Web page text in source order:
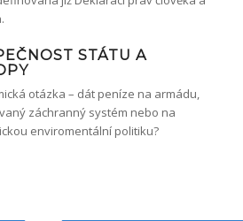
STÁTU A
otázka – dát peníze na armádu,
záchranný systém nebo na
enviromentální politiku?